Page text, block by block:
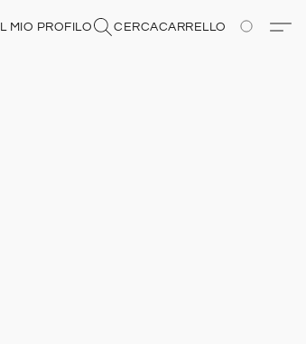
IL MIO PROFILO CERCACARRELLO